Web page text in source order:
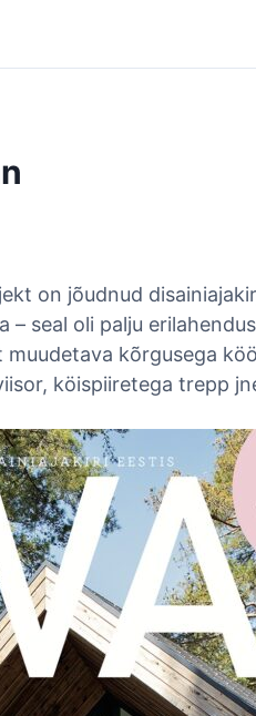
on jõudnud
seal oli palju
kõrgusega
köispiiretega trepp